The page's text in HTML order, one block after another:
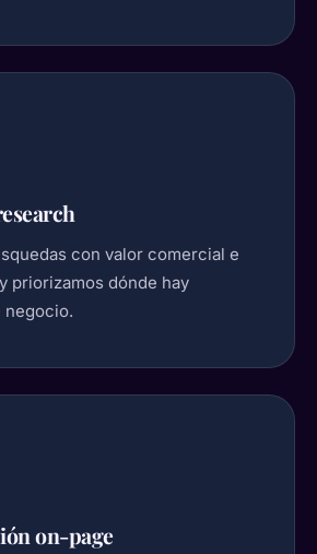
con valor comercial e
priorizamos dónde hay
negocio.
on-page